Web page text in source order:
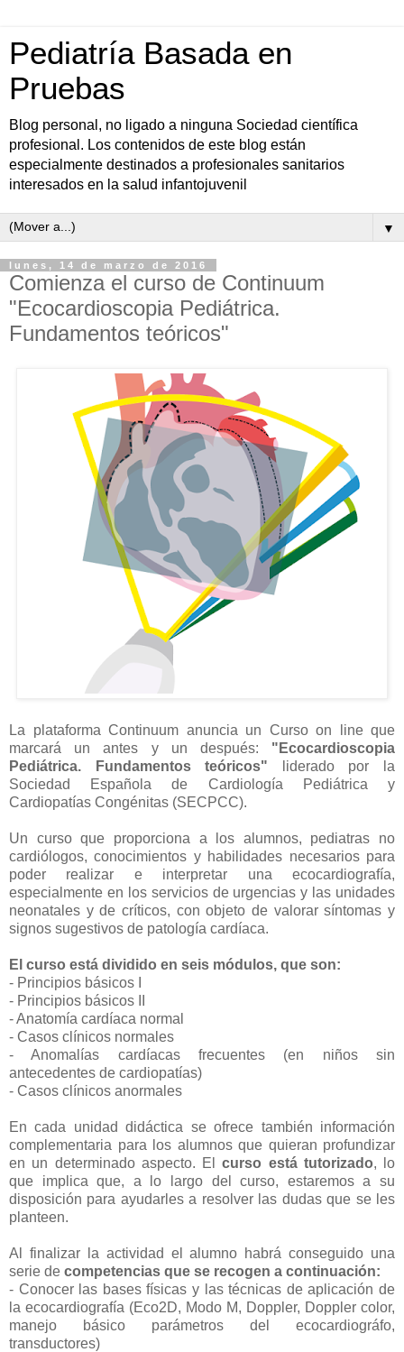
Pediatría Basada en
Pruebas
Blog personal, no ligado a ninguna Sociedad científica
profesional. Los contenidos de este blog están
especialmente destinados a profesionales sanitarios
interesados en la salud infantojuvenil
▼
lunes, 14 de marzo de 2016
Comienza el curso de Continuum
"Ecocardioscopia Pediátrica.
Fundamentos teóricos"
La plataforma Continuum anuncia un Curso on line que
marcará un antes y un después: "Ecocardioscopia
Pediátrica. Fundamentos teóricos" liderado por la
Sociedad Española de Cardiología Pediátrica y
Cardiopatías Congénitas (SECPCC).
Un curso que proporciona a los alumnos, pediatras no
cardiólogos, conocimientos y habilidades necesarios para
poder realizar e interpretar una ecocardiografía,
especialmente en los servicios de urgencias y las unidades
neonatales y de críticos, con objeto de valorar síntomas y
signos sugestivos de patología cardíaca.
El curso está dividido en seis módulos, que son:
- Principios básicos I
- Principios básicos II
- Anatomía cardíaca normal
- Casos clínicos normales
- Anomalías cardíacas frecuentes (en niños sin
antecedentes de cardiopatías)
- Casos clínicos anormales
En cada unidad didáctica se ofrece también información
complementaria para los alumnos que quieran profundizar
en un determinado aspecto. Elcurso está tutorizado, lo
que implica que, a lo largo del curso, estaremos a su
disposición para ayudarles a resolver las dudas que se les
planteen.
Al finalizar la actividad el alumno habrá conseguido una
serie de competencias que se recogen a continuación:
- Conocer las bases físicas y las técnicas de aplicación de
la ecocardiografía (Eco2D, Modo M, Doppler, Doppler color,
manejo básico parámetros del ecocardiográfo,
transductores)